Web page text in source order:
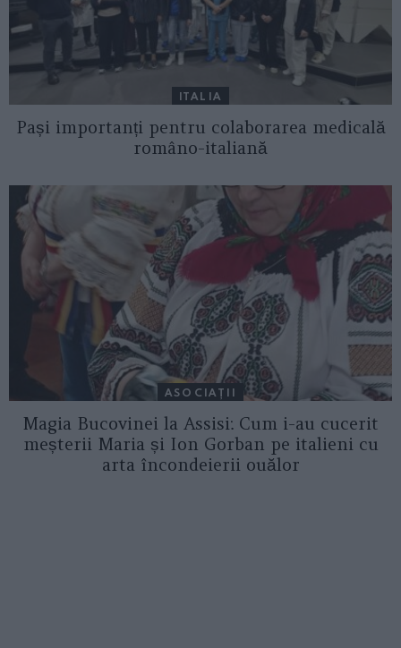
ITALIA
Pași importanți pentru colaborarea medicală
româno-italiană
ASOCIAŢII
Magia Bucovinei la Assisi: Cum i-au cucerit
meșterii Maria și Ion Gorban pe italieni cu
arta încondeierii ouălor